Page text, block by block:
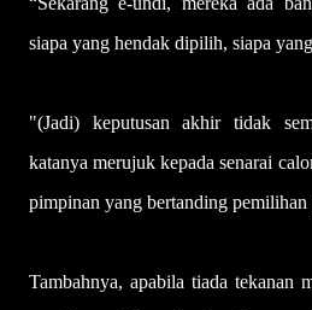
siapa yang hendak dipilih, siapa
"(Jadi) keputusan akhir tidak
katanya merujuk kepada senarai
pimpinan yang bertanding pemilihan
Tambahnya, apabila tiada tekanan